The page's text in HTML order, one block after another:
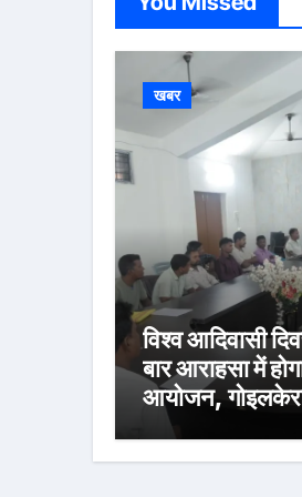
खबर
विश्व आदिवासी
बार आराहसा में
आयोजन, गोइलकेरा
बैठक संपन्न